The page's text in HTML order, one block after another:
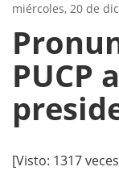
miércoles, 20 de
PUCP
[Visto: 1317